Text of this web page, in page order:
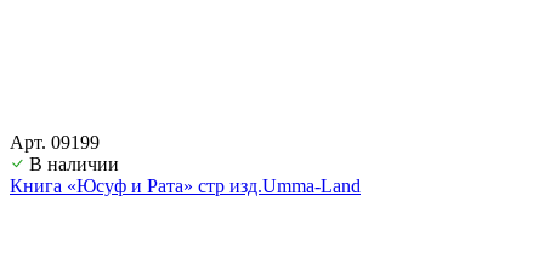
Арт. 09199
В наличии
Книга «Юсуф и Рата» стр изд.Umma-Land